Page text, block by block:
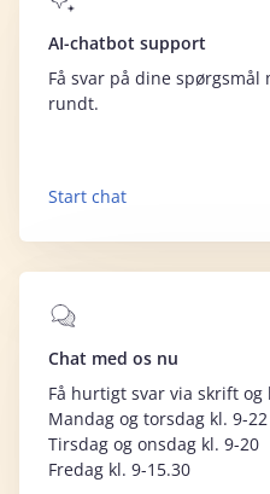
AI-chatbot support
Få svar på dine
rundt.
Start chat
Chat med os nu
Få hurtigt svar via skrift og
Mandag og torsdag kl. 9-22
Tirsdag og onsdag kl. 9-20
Fredag kl. 9-15.30